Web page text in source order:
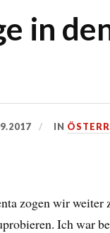
in
IN
zogen wir
Ich war